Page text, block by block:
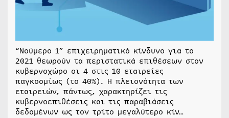
“Νούμερο 1” επιχειρηματικό κίνδυνο για το
2021 θεωρούν τα περιστατικά επιθέσεων στον
κυβερνοχώρο οι 4 στις 10 εταιρείες
παγκοσμίως (το 40%). Η πλειονότητα των
εταιρειών, πάντως, χαρακτηρίζει τις
κυβερνοεπιθέσεις και τις παραβιάσεις
δεδομένων ως τον τρίτο μεγαλύτερο κίν…